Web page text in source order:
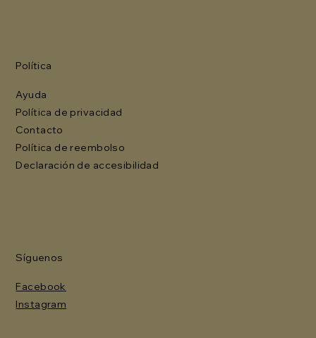
Política
Ayuda
Política de privacidad
Contacto
Política de reembolso
Declaración de accesibilidad
Síguenos
Facebook
Instagram